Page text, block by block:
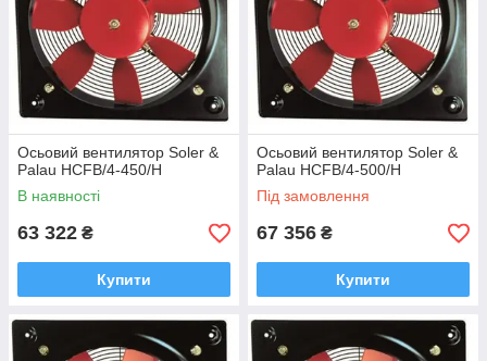
Осьовий вентилятор Soler &
Palau HCFB/4-450/H
В наявності
63 322 ₴
Купити
Осьовий вентилятор Soler &
Palau HCFB/4-500/H
Під замовлення
67 356 ₴
Купити